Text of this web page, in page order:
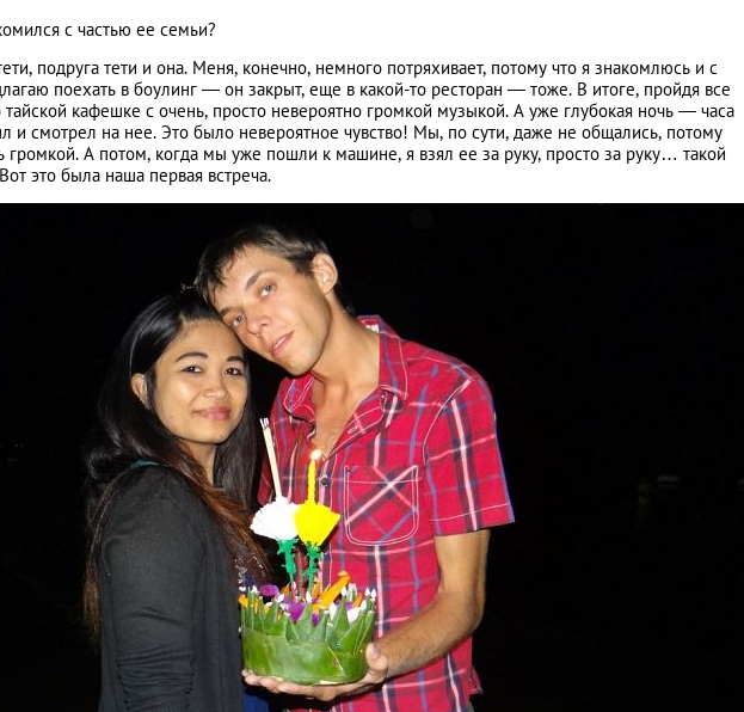
с частью ее семьи?
подруга тети и она. Меня, конечно, немного потряхивает, потому что я знакомлюсь и с
поехать в боулинг — он закрыт, еще в какой-то ресторан — тоже. В итоге, пройдя все
тайской кафешке с очень, просто невероятно громкой музыкой. А уже глубокая ночь — часа
и смотрел на нее. Это было невероятное чувство! Мы, по сути, даже не общались, потому
громкой. А потом, когда мы уже пошли к машине, я взял ее за руку, просто за руку… такой
это была наша первая встреча.